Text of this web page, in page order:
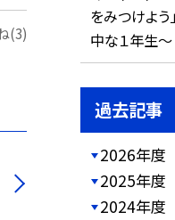
(3)
をみつけよ
中な１年生～
過去記事
2026年度
2025年度
2024年度